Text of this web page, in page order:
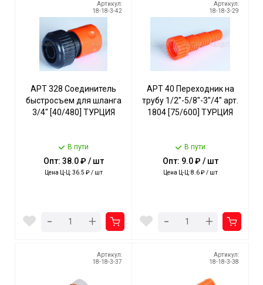
Артикул:
18-18-3-42
АРТ 328 Соединитель
быстросъем для шланга
3/4" [40/480] ТУРЦИЯ
В пути
Опт: 38.0 ₽ / шт
Цена Ц-Ц: 36.5 ₽ / шт
- +
Артикул:
18-18-3-29
АРТ 40 Переходник на
трубу 1/2"-5/8"-3"/4" арт.
1804 [75/600] ТУРЦИЯ
В пути
Опт: 9.0 ₽ / шт
Цена Ц-Ц: 8.6 ₽ / шт
- +
Артикул:
18-18-3-37
Артикул:
18-18-3-38